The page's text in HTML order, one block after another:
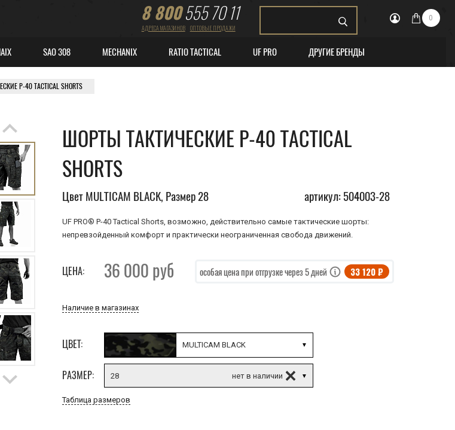
8 800555 70 11
АДРЕСА МАГАЗИНОВ ОПТОВЫЕ ПРОДАЖИ
0
SAO 308 MECHANIX RATIO TACTICAL UF PRO ДРУГИЕ БРЕНДЫ
P-40 TACTICAL SHORTS
ШОРТЫ ТАКТИЧЕСКИЕ P-40 TACTICAL
SHORTS
Цвет MULTICAM BLACK, Размер 28 артикул: 504003-28
UF PRO® P-40 Tactical Shorts, возможно, действительно самые тактические шорты:
непревзойденный комфорт и практически неограниченная свобода движений.
ЦЕНА: 36 000 руб особая цена при отгрузке через 5 дней 33 120 ₽
Наличие в магазинах
ЦВЕТ: MULTICAM BLACK
РАЗМЕР: 28
Таблица размеров